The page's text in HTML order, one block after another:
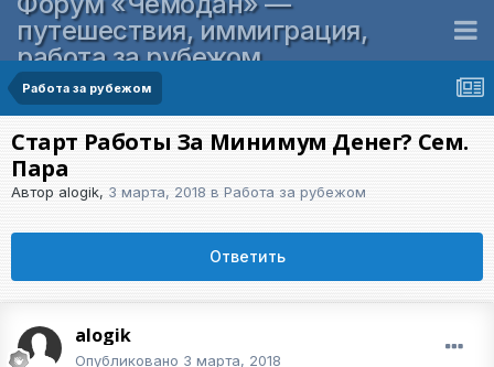
путешествия, иммиграция,
работа за рубежом
Работа за рубежом
Старт Работы За Минимум Денег? Сем.
Пара
Автор alogik, 3 марта, 2018 в Работа за рубежом
Ответить
alogik
Опубликовано 3 марта, 2018